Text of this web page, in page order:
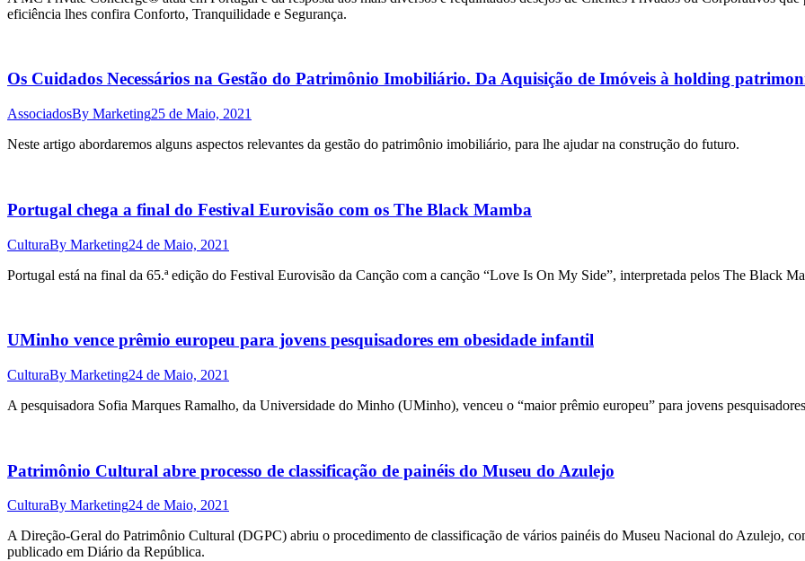
eficiência lhes confira Conforto, Tranquilidade e Segurança.
Os Cuidados Necessários na Gestão do Patrimônio Imobiliário. Da Aquisição de Imóveis à holding
AssociadosBy Marketing25 de Maio, 2021
Neste artigo abordaremos alguns aspectos relevantes da gestão do patrimônio imobiliário, para lhe ajudar na construção do futuro.
Portugal chega a final do Festival Eurovisão com os The Black Mamba
CulturaBy Marketing24 de Maio, 2021
Portugal está na final da 65.ª edição do Festival Eurovisão da Canção com a canção “Love Is On My Side”, interpretada pelos The Black
UMinho vence prêmio europeu para jovens pesquisadores em obesidade infantil
CulturaBy Marketing24 de Maio, 2021
A pesquisadora Sofia Marques Ramalho, da Universidade do Minho (UMinho), venceu o “maior prêmio europeu” para jovens
Patrimônio Cultural abre processo de classificação de painéis do Museu do Azulejo
CulturaBy Marketing24 de Maio, 2021
A Direção-Geral do Patrimônio Cultural (DGPC) abriu o procedimento de classificação de vários painéis do Museu Nacional do Azulejo,
publicado em Diário da República.